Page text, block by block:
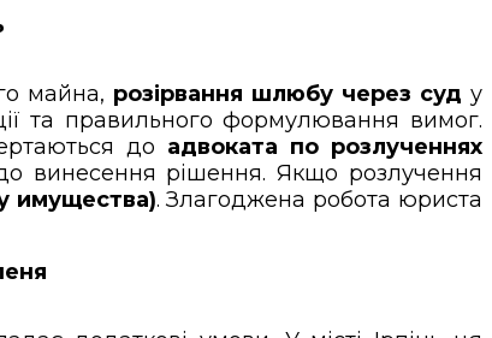
майна, розірвання шлюбу через суд у
та правильного формулювання вимог.
до адвоката по розлученнях
винесення рішення. Якщо розлучення
имущества). Злагоджена робота юриста